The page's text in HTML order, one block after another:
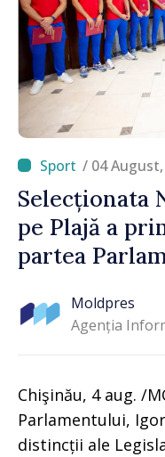
/ 04
Selecționata
pe Plajă a
partea
Moldpres
Agenția
Chişinău, 4 aug. /
Parlamentului,
distincții ale